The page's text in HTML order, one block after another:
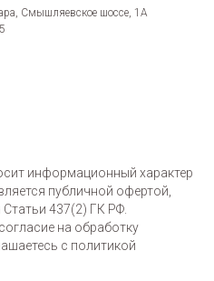
Смышляевское шоссе, 1А
информационный характер
публичной офертой,
437(2) ГК РФ.
на обработку
c политикой